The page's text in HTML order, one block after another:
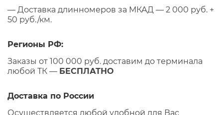
— Доставка длинномеров за МКАД — 2 000 руб. +
50 руб./км.
Регионы РФ:
Заказы от 100 000 руб. доставим до терминала
любой ТК — БЕСПЛАТНО
Доставка по России
Осуществляется любой удобной для Вас